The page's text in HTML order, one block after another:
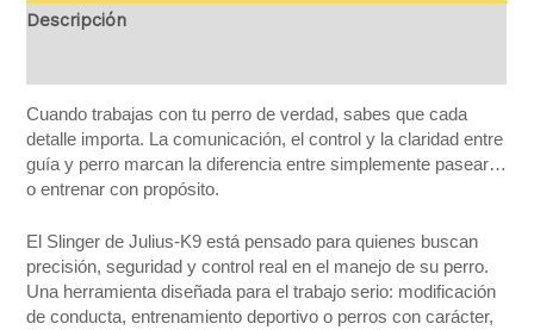
Descripción
Cuando trabajas con tu perro de verdad, sabes que cada
detalle importa. La comunicación, el control y la claridad entre
guía y perro marcan la diferencia entre simplemente pasear…
o entrenar con propósito.
El Slinger de Julius-K9 está pensado para quienes buscan
precisión, seguridad y control real en el manejo de su perro.
Una herramienta diseñada para el trabajo serio: modificación
de conducta, entrenamiento deportivo o perros con carácter,